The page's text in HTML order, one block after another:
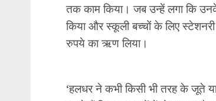
तक काम किया। जब उन्हें लगा कि
किया और स्कूली बच्चों के लिए
रुपये का ऋण लिया।
‘हलधर ने कभी किसी भी तरह के जूते